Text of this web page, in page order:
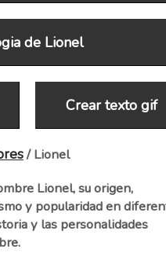
de Lionel
Crear texto gif
/ Lionel
Lionel, su origen,
y popularidad en
y las personalidades